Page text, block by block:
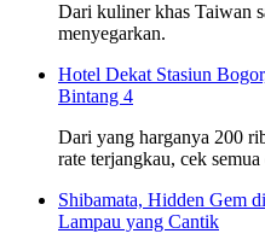
Dari kuliner khas Taiwan
menyegarkan.
Hotel Dekat Stasiun
Bintang 4
Dari yang harganya 200
rate terjangkau, cek
Shibamata, Hidden Gem
Lampau yang Cantik